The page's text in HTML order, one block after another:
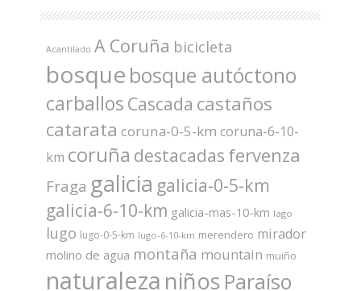
Acantilado A Coruña bicicleta
bosque bosque autóctono
carballos Cascada castaños
catarata coruna-0-5-km coruna-6-10-
km coruña destacadas fervenza
Fraga galicia galicia-0-5-km
galicia-6-10-km galicia-mas-10-km lago
lugo lugo-0-5-km lugo-6-10-km merendero mirador
molino de agua montaña mountain muiño
naturaleza niños Paraíso